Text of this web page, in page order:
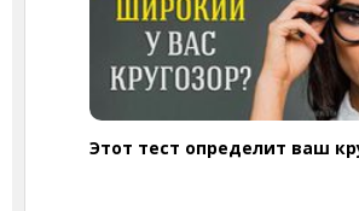
Этот тест определит ваш